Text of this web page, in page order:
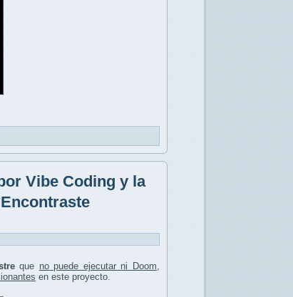
Vibe Coding y la
que no puede ejecutar ni Doom
en este proyecto.